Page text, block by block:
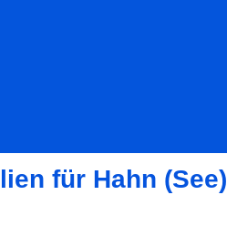
für Hahn (See)